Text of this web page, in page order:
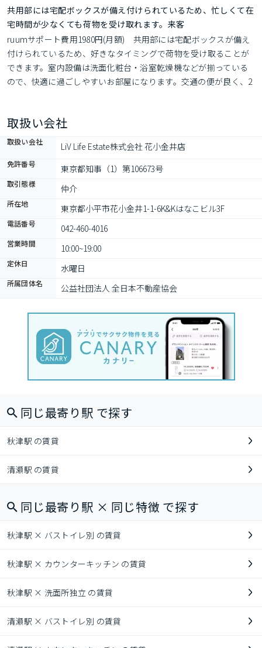
共用部には宅配ボックスが備え付けられているため、忙しくて在
宅時間が少なくても荷物を受け取れます。来客
ruumサポート費用1980円(月額)　共用部には宅配ボックスが備え
付けられているため、好きなタイミングで荷物を受け取ることが
できます。室内設備は洗面化粧台・浴室乾燥機などが揃っている
ので、快適に過ごしやすいお部屋になります。交通の便が良く、2
に042-460-4016へお問い合わせください。
取扱い会社
取扱い会社 LiV Life Estate株式会社 花小金井店
免許番号 東京都知事（1）第106673号
取引態様 仲介
所在地 東京都小平市花小金井1-1-6K&Kはなこビル3F
電話番号 042-460-4016
営業時間 10:00~19:00
定休日 水曜日
所属団体名 公益社団法人 全日本不動産協会
同じ最寄り駅 で探す
秋津駅 の賃貸
清瀬駅 の賃貸
同じ最寄り駅 × 同じ特徴 で探す
秋津駅 × バストイレ別 の賃貸
秋津駅 × カウンターキッチン の賃貸
秋津駅 × 洗面所独立 の賃貸
清瀬駅 × バストイレ別 の賃貸